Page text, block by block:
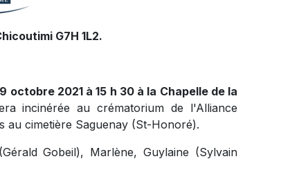
G7H 1L2.
2021 à 15 h 30 à la Chapelle de la
incinérée au crématorium de l'Alliance
au cimetière Saguenay (St-Honoré).
Gobeil), Marlène, Guylaine (Sylvain